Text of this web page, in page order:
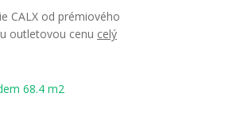
CALX od prémiového
outletovou cenu celý
68.4 m2